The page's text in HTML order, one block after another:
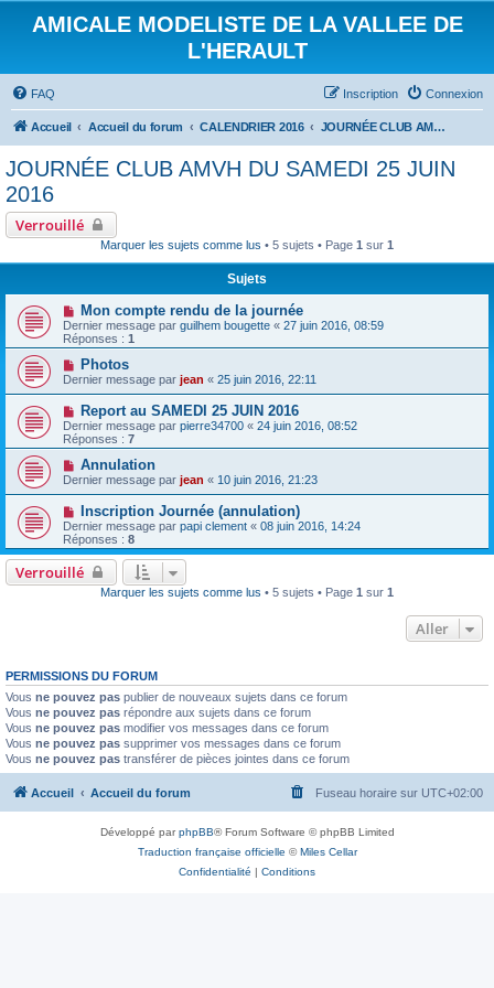
AMICALE MODELISTE DE LA VALLEE DE
L'HERAULT
FAQ Connexion
Inscription
Accueil Accueil du forum CALENDRIER 2016 JOURNÉE CLUB AMVH DU SAMEDI 25 JUIN 2016
JOURNÉE CLUB AMVH DU SAMEDI 25 JUIN
2016
Verrouillé
Marquer les sujets comme lus • 5 sujets • Page 1 sur 1
Sujets
Mon compte rendu de la journée
Dernier message par guilhem bougette « 27 juin 2016, 08:59
Réponses : 1
Photos
Dernier message par jean « 25 juin 2016, 22:11
Report au SAMEDI 25 JUIN 2016
Dernier message par pierre34700 « 24 juin 2016, 08:52
Réponses : 7
Annulation
Dernier message par jean « 10 juin 2016, 21:23
Inscription Journée (annulation)
Dernier message par papi clement « 08 juin 2016, 14:24
Réponses : 8
Verrouillé
Marquer les sujets comme lus • 5 sujets • Page 1 sur 1
Aller
PERMISSIONS DU FORUM
Vous ne pouvez pas publier de nouveaux sujets dans ce forum
Vous ne pouvez pas répondre aux sujets dans ce forum
Vous ne pouvez pas modifier vos messages dans ce forum
Vous ne pouvez pas supprimer vos messages dans ce forum
Vous ne pouvez pas transférer de pièces jointes dans ce forum
Accueil Accueil du forum Fuseau horaire sur UTC+02:00
Développé parphpBB® Forum Software © phpBB Limited
Traduction française officielle ©Miles Cellar
Confidentialité | Conditions